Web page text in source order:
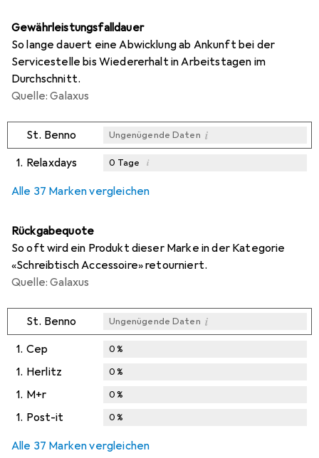
Gewährleistungsfalldauer
So lange dauert eine Abwicklung ab Ankunft bei der
Servicestelle bis Wiedererhalt in Arbeitstagen im
Durchschnitt.
Quelle: Galaxus
St. Benno Ungenügende Daten i
1. Relaxdays 0 Tage i
Alle 37 Marken vergleichen
Rückgabequote
So oft wird ein Produkt dieser Marke in der Kategorie
«Schreibtisch Accessoire» retourniert.
Quelle: Galaxus
St. Benno Ungenügende Daten i
1. Cep 0%
1. Herlitz 0%
1. M+r 0%
1. Post-it 0%
Alle 37 Marken vergleichen